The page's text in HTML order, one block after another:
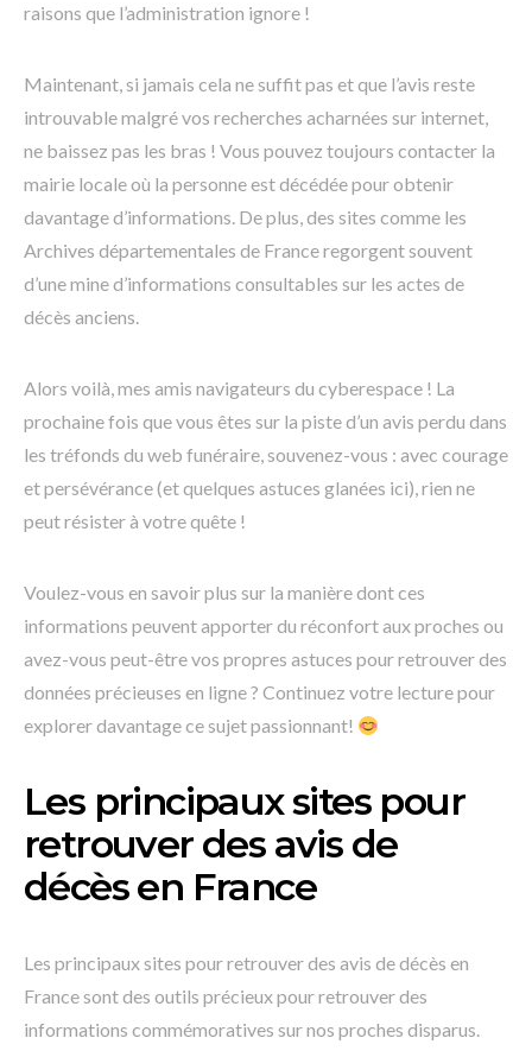
raisons que l’administration ignore !
Maintenant, si jamais cela ne suffit pas et que l’avis reste
introuvable malgré vos recherches acharnées sur internet,
ne baissez pas les bras ! Vous pouvez toujours contacter la
mairie locale où la personne est décédée pour obtenir
davantage d’informations. De plus, des sites comme les
Archives départementales de France regorgent souvent
d’une mine d’informations consultables sur les actes de
décès anciens.
Alors voilà, mes amis navigateurs du cyberespace ! La
prochaine fois que vous êtes sur la piste d’un avis perdu dans
les tréfonds du web funéraire, souvenez-vous : avec courage
et persévérance (et quelques astuces glanées ici), rien ne
peut résister à votre quête !
Voulez-vous en savoir plus sur la manière dont ces
informations peuvent apporter du réconfort aux proches ou
avez-vous peut-être vos propres astuces pour retrouver des
données précieuses en ligne ? Continuez votre lecture pour
explorer davantage ce sujet passionnant!
Les principaux sites pour
retrouver des avis de
décès en France
Les principaux sites pour retrouver des avis de décès en
France sont des outils précieux pour retrouver des
informations commémoratives sur nos proches disparus.